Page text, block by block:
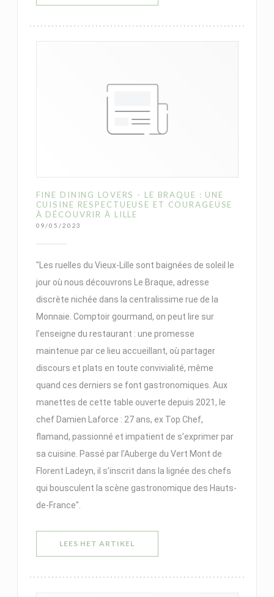
FINE DINING LOVERS - LE BRAQUE : UNE
CUISINE RESPECTUEUSE ET COURAGEUSE
À DÉCOUVRIR À LILLE
09/05/2023
"Les ruelles du Vieux-Lille sont baignées de soleil le
jour où nous découvrons Le Braque, adresse
discrète nichée dans la centralissime rue de la
Monnaie. Comptoir gourmand, on peut lire sur
l’enseigne du restaurant : une promesse
maintenue par ce lieu accueillant, où partager
discours et plats en toute convivialité, même
quand ces derniers se font gastronomiques. Aux
manettes de cette table ouverte depuis 2021, le
chef Damien Laforce : 27 ans, ex Top Chef,
flamand, passionné et impatient de s’exprimer par
sa cuisine. Passé par l’Auberge du Vert Mont de
Florent Ladeyn, il s’inscrit dans la lignée des chefs
qui bousculent la scène gastronomique des Hauts-
de-France".
LEES HET ARTIKEL